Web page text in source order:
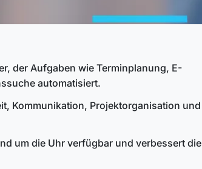
der Aufgaben wie Terminplanung, E-
automatisiert.
Kommunikation, Projektorganisation und
um die Uhr verfügbar und verbessert die